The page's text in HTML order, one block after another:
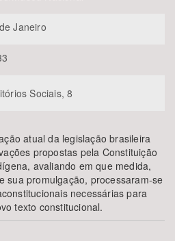
Janeiro
Sociais, 8
atual da legislação brasileira
propostas pela Constituição
avaliando em que medida,
sua promulgação, processaram-se
necessárias para
texto constitucional.